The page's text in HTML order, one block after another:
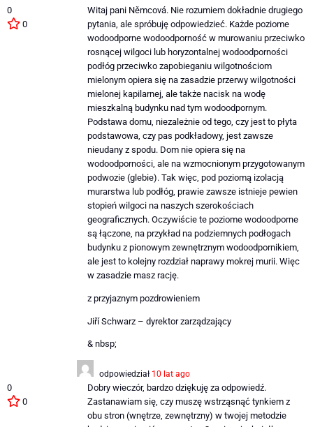
0
0
Witaj pani Němcová. Nie rozumiem dokładnie drugiego
pytania, ale spróbuję odpowiedzieć. Każde poziome
wodoodporne wodoodporność w murowaniu przeciwko
rosnącej wilgoci lub horyzontalnej wodoodporności
podłóg przeciwko zapobieganiu wilgotnościom
mielonym opiera się na zasadzie przerwy wilgotności
mielonej kapilarnej, ale także nacisk na wodę
mieszkalną budynku nad tym wodoodpornym.
Podstawa domu, niezależnie od tego, czy jest to płyta
podstawowa, czy pas podkładowy, jest zawsze
nieudany z spodu. Dom nie opiera się na
wodoodporności, ale na wzmocnionym przygotowanym
podwozie (glebie). Tak więc, pod poziomą izolacją
murarstwa lub podłóg, prawie zawsze istnieje pewien
stopień wilgoci na naszych szerokościach
geograficznych. Oczywiście te poziome wodoodporne
są łączone, na przykład na podziemnych podłogach
budynku z pionowym zewnętrznym wodoodpornikiem,
ale jest to kolejny rozdział naprawy mokrej murii. Więc
w zasadzie masz rację.
z przyjaznym pozdrowieniem
Jiří Schwarz – dyrektor zarządzający
& nbsp;
odpowiedział 10 lat ago
0
0
Dobry wieczór, bardzo dziękuję za odpowiedź.
Zastanawiam się, czy muszę wstrząsnąć tynkiem z
obu stron (wnętrze, zewnętrzny) w twojej metodzie